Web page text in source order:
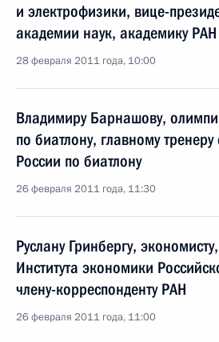
и электрофизики, вице-
академии наук, академику РАН
28 февраля 2011 года, 10:00
Владимиру Барнашову,
по биатлону, главному
России по биатлону
26 февраля 2011 года, 11:30
Руслану Гринбергу,
Института экономики
члену-корреспонденту РАН
26 февраля 2011 года, 11:00